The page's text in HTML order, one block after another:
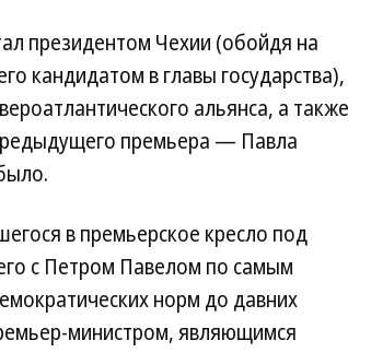
президентом Чехии (обойдя на
кандидатом в главы государства),
альянса, а также
премьера — Павла
в премьерское кресло под
с Петром Павелом по самым
норм до давних
министром, являющимся